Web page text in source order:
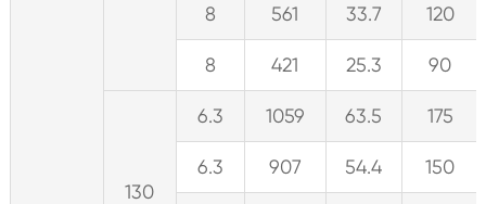
8 561 33.7 120
8 421 25.3 90
130
6.3 1059 63.5 175
6.3 907 54.4 150